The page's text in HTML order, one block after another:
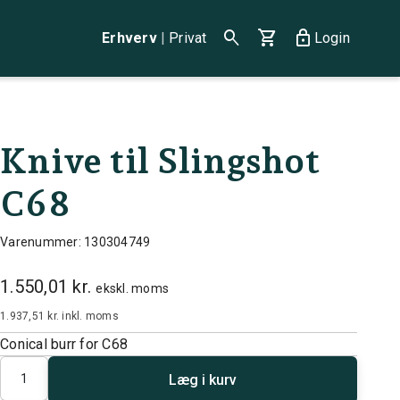
Erhverv | Privat search shopping_cart lock Login
Knive til Slingshot
C68
Varenummer: 130304749
1.550,01 kr.ekskl. moms
1.937,51 kr.inkl. moms
Conical burr for C68
Antal
Læg i kurv